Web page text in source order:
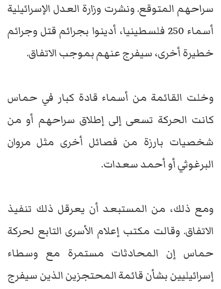
سراحهم المتوقع. ونشرت وزارة العدل الإسرائيلية
أسماء 250 فلسطينيا، أدينوا بجرائم قتل وجرائم
خطيرة أخرى، سيفرج عنهم بموجب الاتفاق.
وخلت القائمة من أسماء قادة كبار في حماس
كانت الحركة تسعى إلى إطلاق سراحهم أو من
شخصيات بارزة من فصائل أخرى مثل مروان
البرغوثي أو أحمد سعدات.
ومع ذلك، من المستبعد أن يعرقل ذلك تنفيذ
الاتفاق. وقالت مكتب إعلام الأسرى التابع لحركة
حماس إن المحادثات مستمرة مع وسطاء
إسرائيليين بشأن قائمة المحتجزين الذين سيفرج